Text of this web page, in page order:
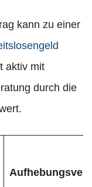
kann zu einer
aktiv mit
durch die